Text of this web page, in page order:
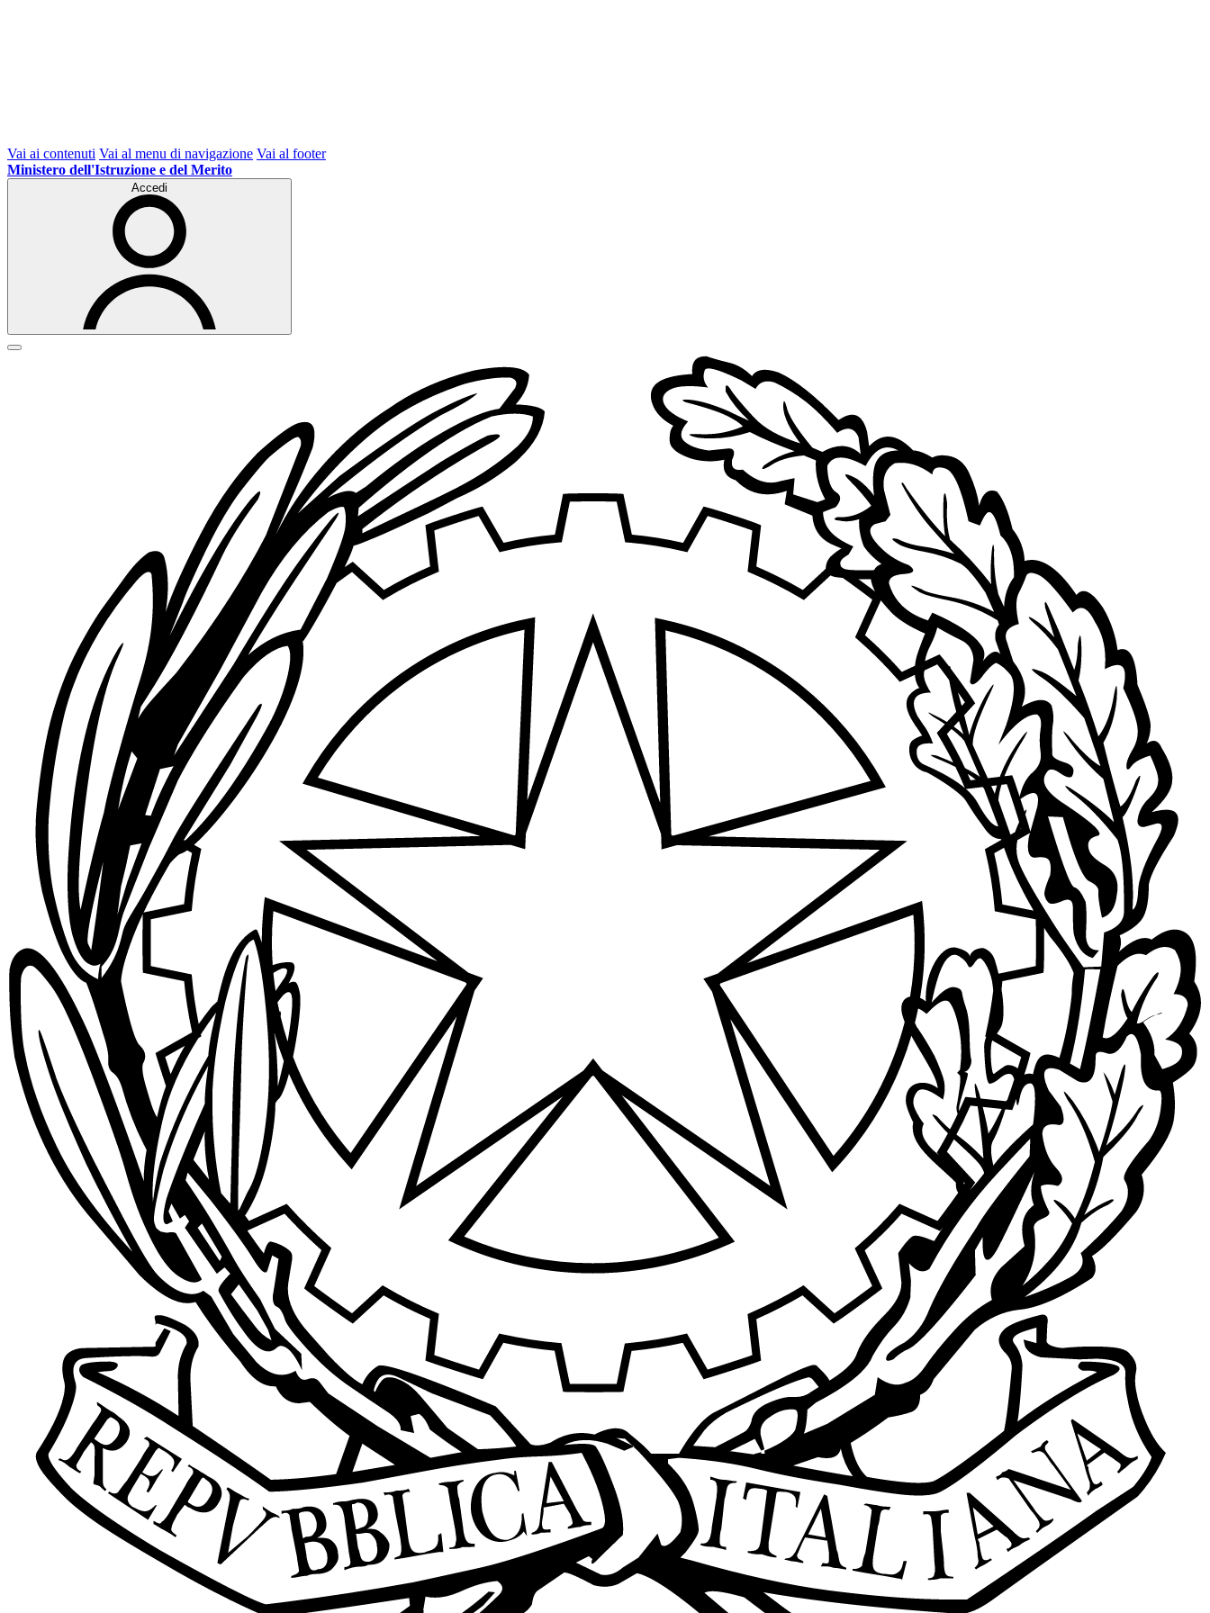
Vai ai contenuti Vai al menu di navigazione Vai al footer
Ministero dell'Istruzione e del Merito
Accedi